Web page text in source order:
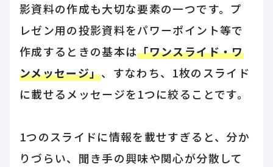
影資料の作成も大切な要素の一つです。プ
レゼン用の投影資料をパワーポイント等で
作成するときの基本は「ワンスライド・ワ
ンメッセージ」、すなわち、1枚のスライド
に載せるメッセージを1つに絞ることです。
1つのスライドに情報を載せすぎると、分か
りづらい、聞き手の興味や関心が分散して